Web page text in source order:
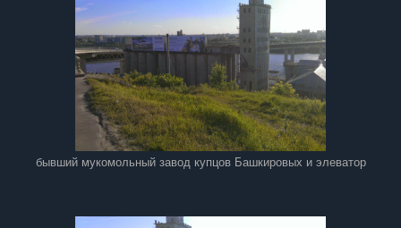
бывший мукомольный завод купцов Башкировых и элеватор